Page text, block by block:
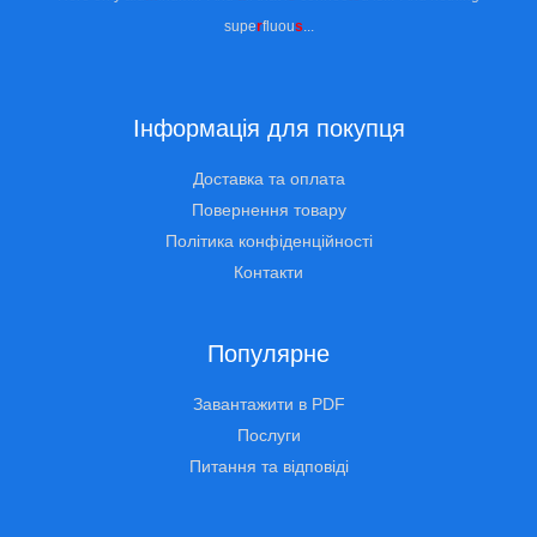
superfluous...
Інформація для покупця
Доставка та оплата
Повернення товару
Політика конфіденційності
Контакти
Популярне
Завантажити в PDF
Послуги
Питання та відповіді